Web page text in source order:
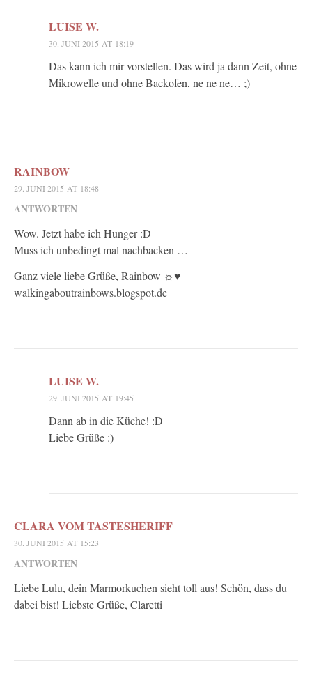
LUISE W.
30. JUNI 2015 AT 18:19
Das kann ich mir vorstellen. Das wird ja dann Zeit, ohne
Mikrowelle und ohne Backofen, ne ne ne… ;)
RAINBOW
29. JUNI 2015 AT 18:48
ANTWORTEN
Wow. Jetzt habe ich Hunger :D
Muss ich unbedingt mal nachbacken …
Ganz viele liebe Grüße, Rainbow ☼♥
walkingaboutrainbows.blogspot.de
LUISE W.
29. JUNI 2015 AT 19:45
Dann ab in die Küche! :D
Liebe Grüße :)
CLARA VOM TASTESHERIFF
30. JUNI 2015 AT 15:23
ANTWORTEN
Liebe Lulu, dein Marmorkuchen sieht toll aus! Schön, dass du
dabei bist! Liebste Grüße, Claretti